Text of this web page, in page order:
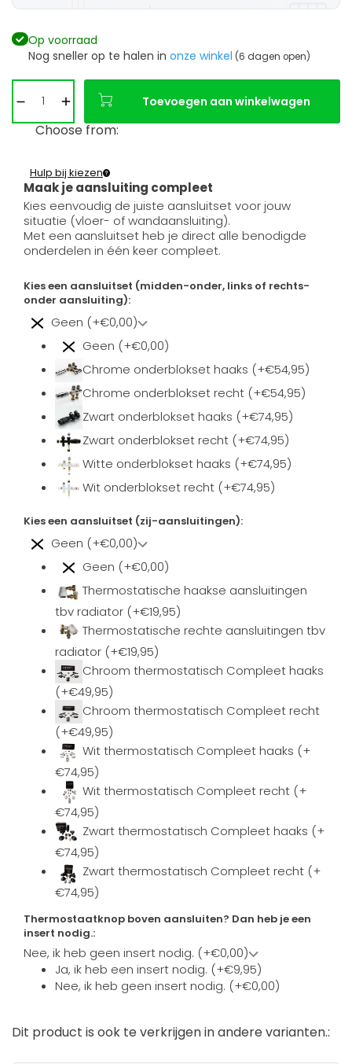
Op voorraad
Nog sneller op te halen in onze winkel (6 dagen open)
Toevoegen aan winkelwagen
Choose from:
Maak je aansluiting compleet
Hulp bij kiezen
Kies eenvoudig de juiste aansluitset voor jouw
situatie (vloer- of wandaansluiting).
Met een aansluitset heb je direct alle benodigde
onderdelen in één keer compleet.
Kies een aansluitset (midden-onder, links of rechts-
onder aansluiting):
Geen (+€0,00)
Geen (+€0,00)
Chrome onderblokset haaks (+€54,95)
Chrome onderblokset recht (+€54,95)
Zwart onderblokset haaks (+€74,95)
Zwart onderblokset recht (+€74,95)
Witte onderblokset haaks (+€74,95)
Wit onderblokset recht (+€74,95)
Kies een aansluitset (zij-aansluitingen):
Geen (+€0,00)
Geen (+€0,00)
Thermostatische haakse aansluitingen
tbv radiator (+€19,95)
Thermostatische rechte aansluitingen tbv
radiator (+€19,95)
Chroom thermostatisch Compleet haaks
(+€49,95)
Chroom thermostatisch Compleet recht
(+€49,95)
Wit thermostatisch Compleet haaks (+
€74,95)
Wit thermostatisch Compleet recht (+
€74,95)
Zwart thermostatisch Compleet haaks (+
€74,95)
Zwart thermostatisch Compleet recht (+
€74,95)
Thermostaatknop boven aansluiten? Dan heb je een
insert nodig.:
Nee, ik heb geen insert nodig. (+€0,00)
Ja, ik heb een insert nodig. (+€9,95)
Nee, ik heb geen insert nodig. (+€0,00)
Dit product is ook te verkrijgen in andere varianten.: